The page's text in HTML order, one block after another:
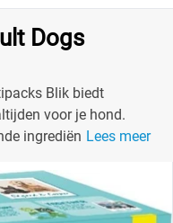
Dogs
Blik biedt
voor je hond.
ingrediënten!Lees meer